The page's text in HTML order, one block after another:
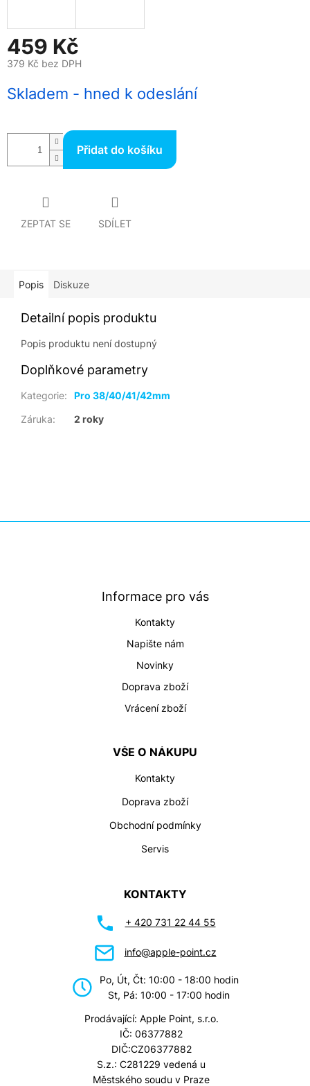
459 Kč
379 Kč bez DPH
cena:
Skladem - hned k odeslání
Přidat do košíku
ZEPTAT SE SDÍLET
Popis Diskuze
Detailní popis produktu
Popis produktu není dostupný
Doplňkové parametry
Kategorie:
Pro 38/40/41/42mm
Záruka: 2 roky
Informace pro vás
Kontakty
Napište nám
Novinky
Doprava zboží
Vrácení zboží
VŠE O NÁKUPU
Kontakty
Doprava zboží
Obchodní podmínky
Servis
KONTAKTY
+ 420 731 22 44 55
info@apple-point.cz
Po, Út, Čt: 10:00 - 18:00 hodin
St, Pá: 10:00 - 17:00 hodin
Prodávající: Apple Point, s.r.o.
IČ: 06377882
DIČ:CZ06377882
S.z.: C281229 vedená u
Městského soudu v Praze